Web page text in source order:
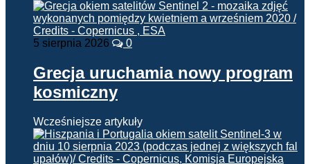
5 sierpnia 2026 0
Grecja uruchamia nowy program
kosmiczny
Wcześniejsze artykuły